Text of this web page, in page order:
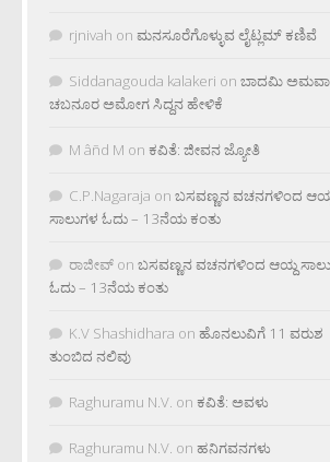
rjnivah on ಮನಸೂರೆಗೊಳ್ಳುವ ಲೈಟ್ಲಮ್ ಕಣಿವೆ
Siddanagouda kalakeri on ಬಾದಮಿ
ಚಬನೂರ ಅಮೋಗ ಸಿದ್ದನ ಹೇಳಿಕೆ
M âñd M on ಕವಿತೆ: ಜೀವನ ಜ್ಯೋತಿ
C.P.Nagaraja on ಬಸವಣ್ಣನ ವಚನಗಳಿಂದ
ಸಾಲುಗಳ ಓದು – 13ನೆಯ ಕಂತು
ರಾಜೀವ್ on ಬಸವಣ್ಣನ ವಚನಗಳಿಂದ ಆಯ್ದ
ಓದು – 13ನೆಯ ಕಂತು
K.V Shashidhara on ಹೊನಲುವಿಗೆ 11 ವರುಶ
ತುಂಬಿದ ನಲಿವು
Raghuramu N.V. on ಕವಿತೆ: ಅವಳು
Raghuramu N.V. on ಹನಿಗವನಗಳು